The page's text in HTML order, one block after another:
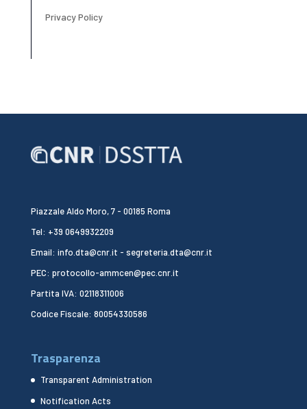
Privacy Policy
Piazzale Aldo Moro, 7 - 00185 Roma
Tel: +39 0649932209
Email: info.dta@cnr.it - segreteria.dta@cnr.it
PEC: protocollo-ammcen@pec.cnr.it
Partita IVA: 02118311006
Codice Fiscale: 80054330586
Trasparenza
Transparent Administration
Notification Acts